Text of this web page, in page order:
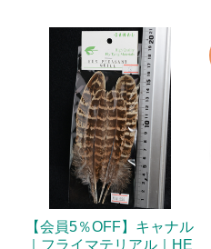
【会員5％OFF】キャナル
｜フライマテリアル｜HE